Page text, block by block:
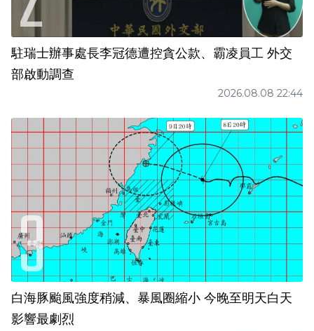
駐瑞士辦事處長李冠德遭控貪公款、霸凌員工 外交
部啟動調查
2026.08.08 22:44
白海豚颱風強度稍減、暴風圈縮小 今晚至明天白天
影響最劇烈